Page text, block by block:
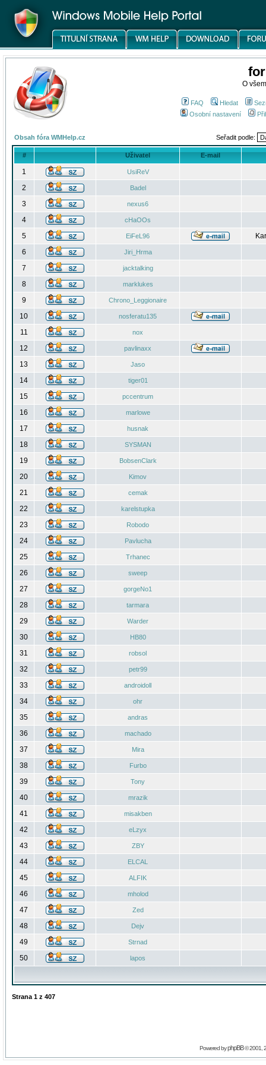
O
FAQ Hledat
Osobní nastavení
Obsah fóra WMHelp.cz Seřadit podle:
# Uživatel E-mail
1 UsiReV
2 Badel
3 nexus6
4 cHaOOs
5 EiFeL96
6
Jiri_Hrma
7 jacktalking
8 marklukes
9 Chrono_Leggionaire
10 nosferatu135
11 nox
12 pavlinaxx
13 Jaso
14 tiger01
15 pccentrum
16 marlowe
17 husnak
18 SYSMAN
19 BobsenClark
20 Kimov
21 cemak
22 karelstupka
23 Robodo
24 Pavlucha
25 Trhanec
26 sweep
27 gorgeNo1
28 tarmara
29 Warder
30 HB80
31 robsol
32 petr99
33 androidoll
34 ohr
35 andras
36 machado
37 Mira
38 Furbo
39 Tony
40 mrazik
41 misakben
42 eLzyx
43 ZBY
44 ELCAL
45 ALFIK
46 mholod
47 Zed
48 Dejv
49 Strnad
50 lapos
Strana 1 z 407
Powered byphpBB© 2001,